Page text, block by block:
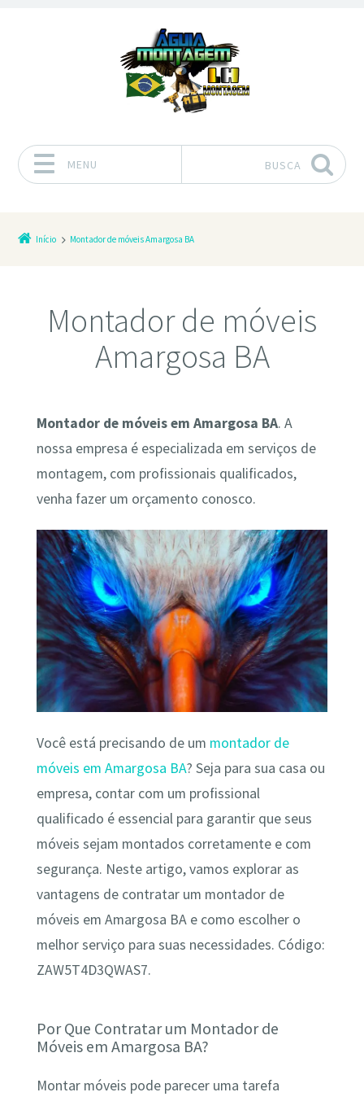
MENU BUSCA
Início Montador de móveis Amargosa BA
Montador de móveis
Amargosa BA
Montador de móveis em Amargosa BA. A
nossa empresa é especializada em serviços de
montagem, com profissionais qualificados,
venha fazer um orçamento conosco.
Você está precisando de um montador de
móveis em Amargosa BA? Seja para sua casa ou
empresa, contar com um profissional
qualificado é essencial para garantir que seus
móveis sejam montados corretamente e com
segurança. Neste artigo, vamos explorar as
vantagens de contratar um montador de
móveis em Amargosa BA e como escolher o
melhor serviço para suas necessidades. Código:
ZAW5T4D3QWAS7.
Por Que Contratar um Montador de
Móveis em Amargosa BA?
Montar móveis pode parecer uma tarefa